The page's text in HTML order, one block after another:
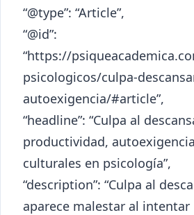
“@type”: “Article”,
“@id”:
“https://
psicologicos/culpa-
autoexigencia/#article”,
“headline”: “Culpa al
productividad,
culturales en psicología”,
“description”: “Culpa al
aparece malestar al intentar